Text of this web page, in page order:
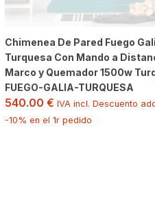
Chimenea De Pared Fuego
Turquesa Con Mando a
Marco y Quemador 1500w
FUEGO-GALIA-TURQUESA
540.00 € IVA incl. Descuento
-10% en el 1r pedido